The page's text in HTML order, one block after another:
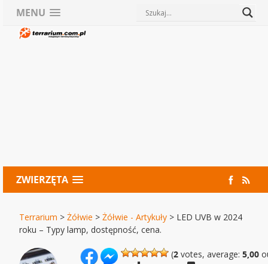
MENU
ZWIERZĘTA
Terrarium >Żółwie >Żółwie - Artykuły > LED UVB w 2024
roku – Typy lamp, dostępność, cena.
(2 votes, average:5,00